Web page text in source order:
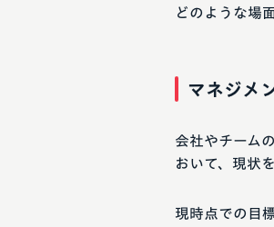
どのような場
マネジメ
会社やチーム
おいて、現状
現時点での目